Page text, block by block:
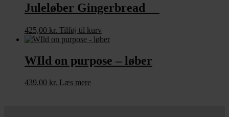
Juleløber Gingerbread
425,00 kr. Tilføj til kurv
WIld on purpose – løber
439,00 kr. Læs mere